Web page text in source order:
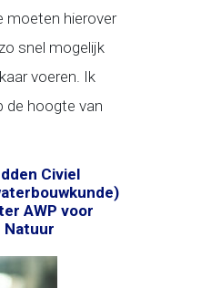
moeten hierover
snel mogelijk
voeren. Ik
de hoogte van
Civiel
AWP voor
Natuur